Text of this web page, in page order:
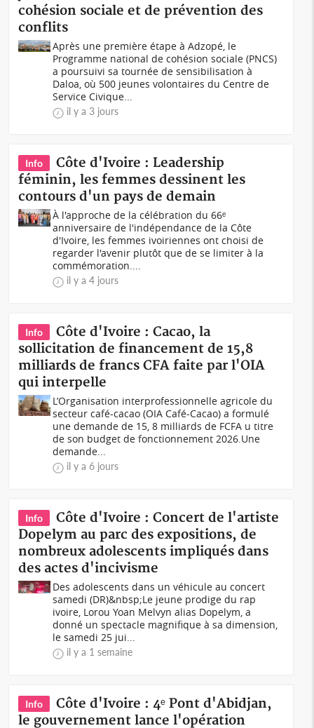
cohésion sociale et de prévention des
conflits
Après une première étape à Adzopé, le
Programme national de cohésion sociale (PNCS)
a poursuivi sa tournée de sensibilisation à
Daloa, où 500 jeunes volontaires du Centre de
Service Civique...
il y a 3 jours
Info
Côte d'Ivoire : Leadership
féminin, les femmes dessinent les
contours d'un pays de demain
À l'approche de la célébration du 66ᵉ
anniversaire de l'indépendance de la Côte
d'Ivoire, les femmes ivoiriennes ont choisi de
regarder l'avenir plutôt que de se limiter à la
commémoration....
il y a 4 jours
Info
Côte d'Ivoire : Cacao, la
sollicitation de financement de 15,8
milliards de francs CFA faite par l'OIA
qui interpelle
L’Organisation interprofessionnelle agricole du
secteur café-cacao (OIA Café-Cacao) a formulé
une demande de 15, 8 milliards de FCFA u titre
de son budget de fonctionnement 2026.Une
demande...
il y a 6 jours
Info
Côte d'Ivoire : Concert de l'artiste
Dopelym au parc des expositions, de
nombreux adolescents impliqués dans
des actes d'incivisme
Des adolescents dans un véhicule au concert
samedi (DR)&nbsp;Le jeune prodige du rap
ivoire, Lorou Yoan Melvyn alias Dopelym, a
donné un spectacle magnifique à sa dimension,
le samedi 25 jui...
il y a 1 semaine
Info
Côte d'Ivoire : 4ᵉ Pont d'Abidjan,
le gouvernement lance l'opération